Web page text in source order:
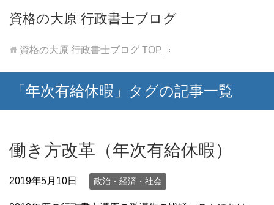
資格の大原 行政書士ブログ
資格の大原 行政書士ブログ TOP
「年次有給休暇」タグの記事一覧
働き方改革（年次有給休暇）
2019年5月10日 政治・経済・社会